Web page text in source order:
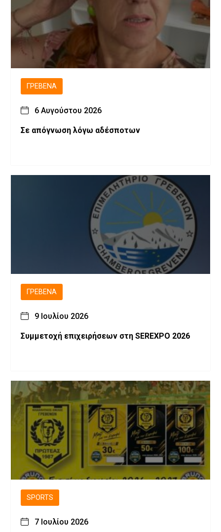
ΓΡΕΒΕΝΆ
6 Αυγούστου 2026
Σε απόγνωση λόγω αδέσποτων
ΓΡΕΒΕΝΆ
9 Ιουλίου 2026
Συμμετοχή επιχειρήσεων στη SEREXPO 2026
SPORTS
7 Ιουλίου 2026